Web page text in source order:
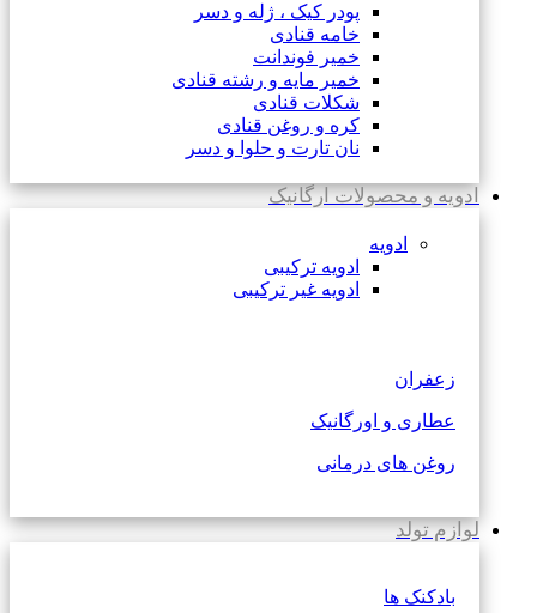
پودر کیک ، ژله و دسر
خامه قنادی
خمیر فوندانت
خمیر مایه و رشته قنادی
شکلات قنادی
کره و روغن قنادی
نان تارت و حلوا و دسر
ادویه و محصولات ارگانیک
ادویه
ادویه ترکیبی
ادویه غیر ترکیبی
زعفران
عطاری و اورگانیک
روغن های درمانی
لوازم تولد
بادکنک ها